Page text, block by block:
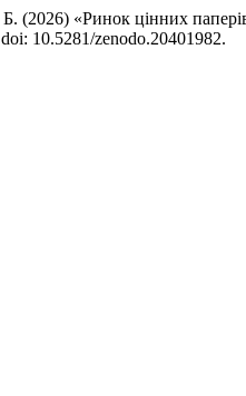
(2026) «Ринок цінних
10.5281/zenodo.20401982.